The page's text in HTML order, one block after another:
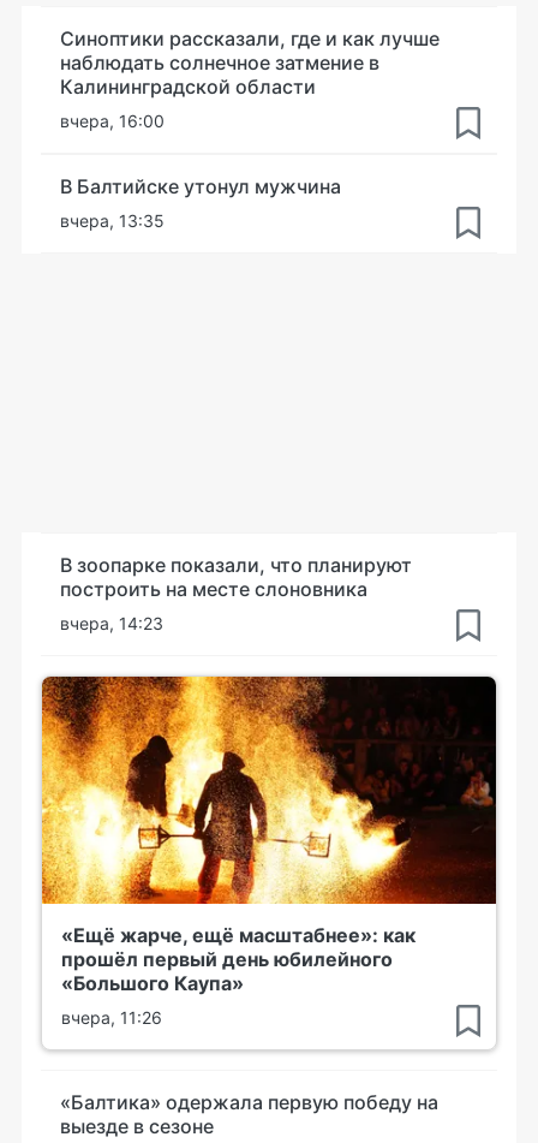
Синоптики рассказали, где и как лучше
наблюдать солнечное затмение в
Калининградской области
вчера, 16:00
В Балтийске утонул мужчина
вчера, 13:35
В зоопарке показали, что планируют
построить на месте слоновника
вчера, 14:23
«Ещё жарче, ещё масштабнее»: как
прошёл первый день юбилейного
«Большого Каупа»
вчера, 11:26
«Балтика» одержала первую победу на
выезде в сезоне